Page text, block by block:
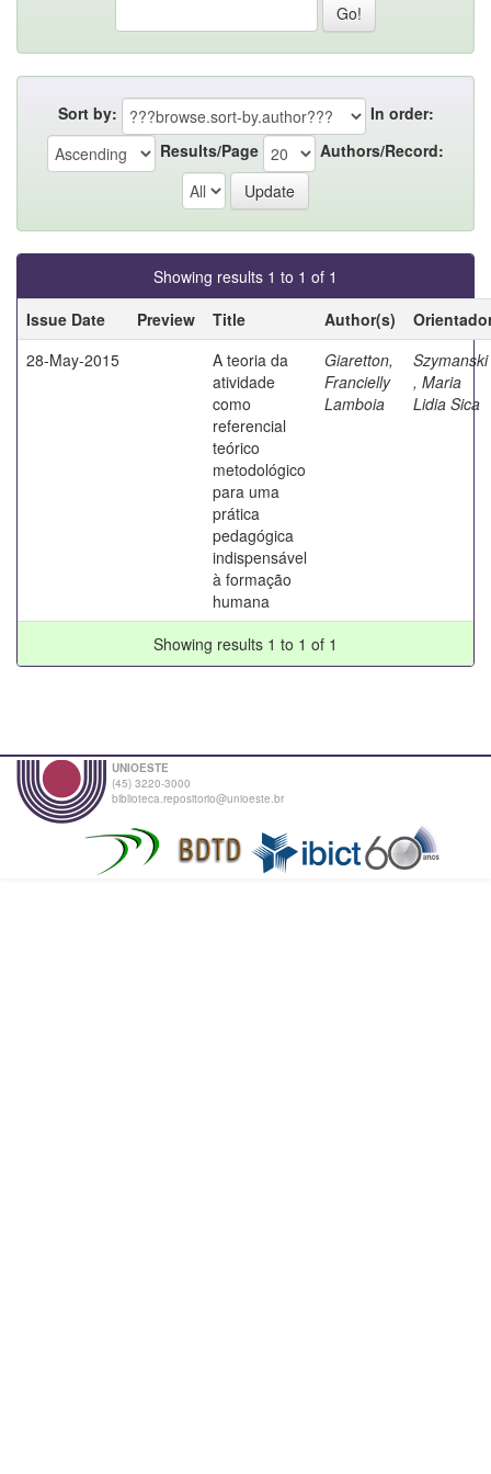
Sort by:
In order:
Results/Page
Authors/Record:
Showing results 1 to 1 of 1
Issue Date
Preview Title Author(s)
28-May-2015
A teoria da
atividade
como
referencial
teórico
metodológico
para uma
prática
pedagógica
indispensável
à formação
humana
Giaretton,
Francielly
Lamboia
Szymanski
, Maria
Lidia Sica
Showing results 1 to 1 of 1
UNIOESTE
(45) 3220-3000
biblioteca.repositorio@unioeste.br